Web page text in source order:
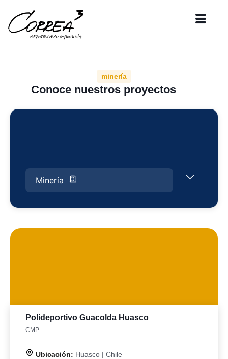
minería
Conoce nuestros proyectos
Minería
Polideportivo Guacolda Huasco
CMP
Ubicación: Huasco | Chile